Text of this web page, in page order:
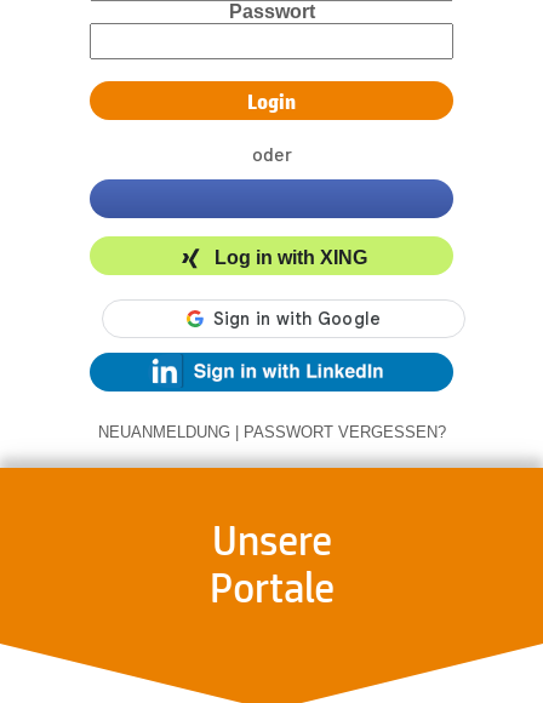
Passwort
oder
Log in with XING
NEUANMELDUNG | PASSWORT VERGESSEN?
Unsere
Portale